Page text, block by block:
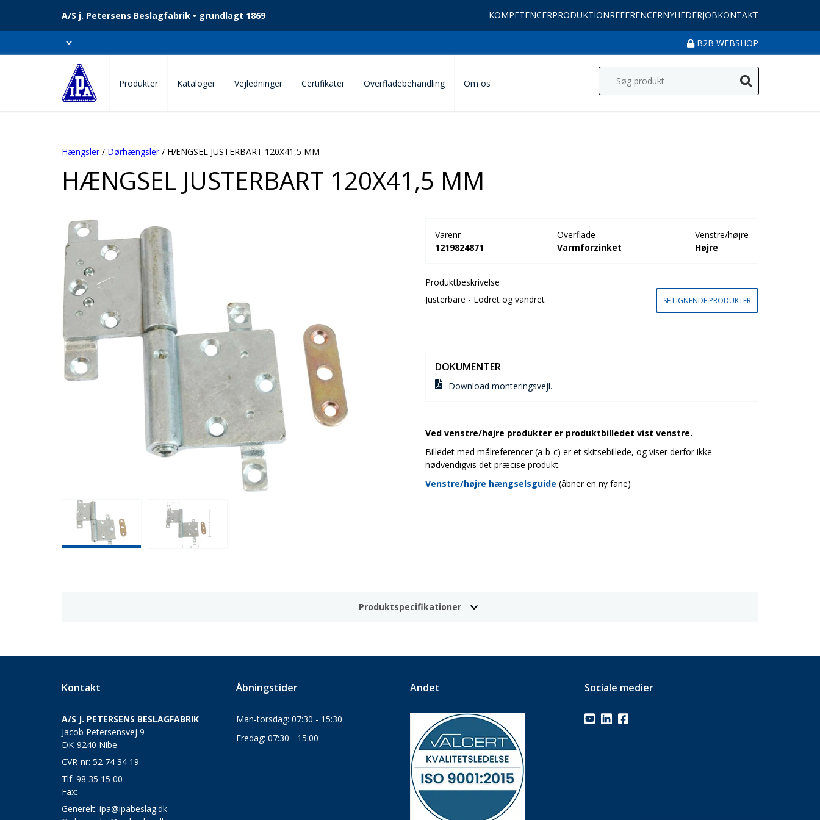
A/S j. Petersens Beslagfabrik • grundlagt 1869 KOMPETENCERPRODUKTIONREFERENCERNYHEDERJOBKONTAKT
B2B WEBSHOP
Produkter Kataloger Vejledninger Certifikater Overfladebehandling Om os
Hængsler/ Dørhængsler/ HÆNGSEL JUSTERBART 120X41,5 MM
HÆNGSEL JUSTERBART 120X41,5 MM
Varenr
1219824871
Overflade
Varmforzinket
Venstre/højre
Højre
Produktbeskrivelse
Justerbare - Lodret og vandret
SE LIGNENDE PRODUKTER
DOKUMENTER
Download monteringsvejl.
Ved venstre/højre produkter er produktbilledet vist venstre.
Billedet med målreferencer (a-b-c) er et skitsebillede, og viser derfor ikke
nødvendigvis det præcise produkt.
Venstre/højre hængselsguide (åbner en ny fane)
Produktspecifikationer
Kontakt
A/S J. PETERSENS BESLAGFABRIK
Jacob Petersensvej 9
DK-9240 Nibe
CVR-nr: 52 74 34 19
Tlf: 98 35 15 00
Fax:
Generelt: ipa@ipabeslag.dk
Åbningstider
Man-torsdag: 07:30 - 15:30
Fredag: 07:30 - 15:00
Andet Sociale medier